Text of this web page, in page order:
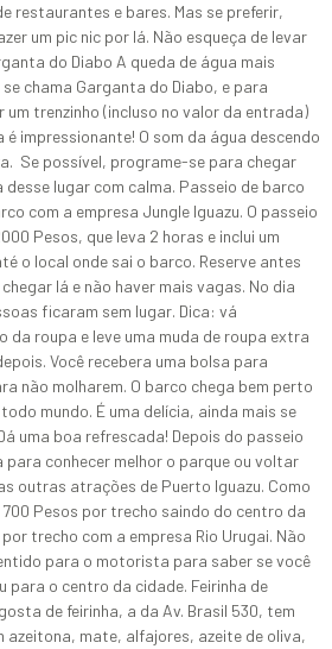
restaurantes e bares. Mas se preferir,
um pic nic por lá. Não esqueça de levar
do Diabo A queda de água mais
chama Garganta do Diabo, e para
um trenzinho (incluso no valor da entrada)
impressionante! O som da água descendo
Se possível, programe-se para chegar
lugar com calma. Passeio de barco
com a empresa Jungle Iguazu. O passeio
Pesos, que leva 2 horas e inclui um
o local onde sai o barco. Reserve antes
lá e não haver mais vagas. No dia
ficaram sem lugar. Dica: vá
da roupa e leve uma muda de roupa extra
Você recebera uma bolsa para
não molharem. O barco chega bem perto
mundo. É uma delícia, ainda mais se
uma boa refrescada! Depois do passeio
conhecer melhor o parque ou voltar
outras atrações de Puerto Iguazu. Como
Pesos por trecho saindo do centro da
trecho com a empresa Rio Urugai. Não
para o motorista para saber se você
para o centro da cidade. Feirinha de
de feirinha, a da Av. Brasil 530, tem
azeitona, mate, alfajores, azeite de oliva,